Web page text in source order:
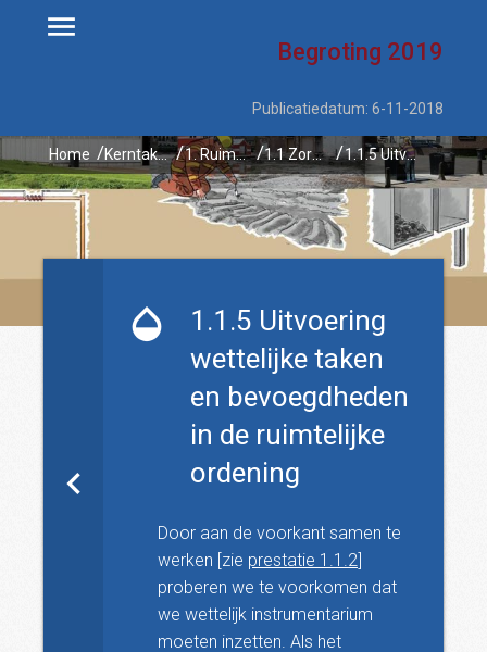
Begroting 2019
Publicatiedatum: 6-11-2018
Home Kerntaken 1. Ruimtelijke ontwikkeling en waterbeheer 1.1 Zorgvuldige afweging van de ruimtelijke belangen 1.1.5 Uitvoering wettelijke taken en bevoegdheden in de ruimtelijke ordening
1.1.5 Uitvoering
wettelijke taken
en bevoegdheden
in de ruimtelijke
ordening
Door aan de voorkant samen te
werken [zie prestatie 1.1.2]
proberen we te voorkomen dat
we wettelijk instrumentarium
moeten inzetten. Als het